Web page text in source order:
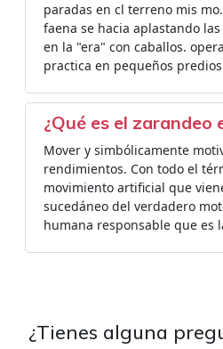
paradas en cl terreno mis
faena se hacia aplastando
en la "era" con caballos.
practica en pequeños
¿Qué es el zarandeo
Mover y simbólicamente
rendimientos. Con todo el
movimiento artificial que
sucedáneo del verdadero
humana responsable que es
¿Tienes alguna